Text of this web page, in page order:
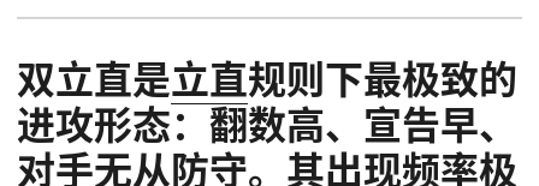
双立直是立直规则下最极致的
进攻形态：翻数高、宣告早、
对手无从防守。其出现频率极